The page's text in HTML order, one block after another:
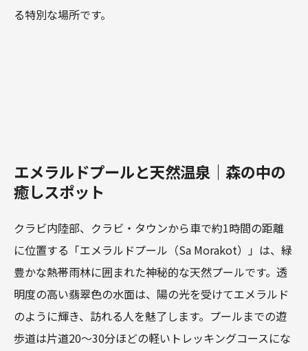
る特別な場所です。
エメラルドプールと天然温泉｜森の中の
癒しスポット
クラビ内陸部、クラビ・タウンから車で約1時間の距離
に位置する「エメラルドプール（Sa Morakot）」は、緑
豊かな熱帯雨林に囲まれた神秘的な天然プールです。透
明度の高い翡翠色の水面は、陽の光を受けてエメラルド
のように輝き、訪れる人を魅了します。プールまでの遊
歩道は片道20～30分ほどの軽いトレッキングコースにな